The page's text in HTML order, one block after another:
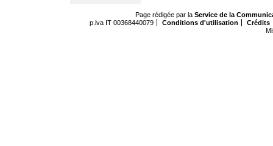
Page rédigée par la Service de la
p.iva IT 00368440079
Conditions d'utilisation
Crédits